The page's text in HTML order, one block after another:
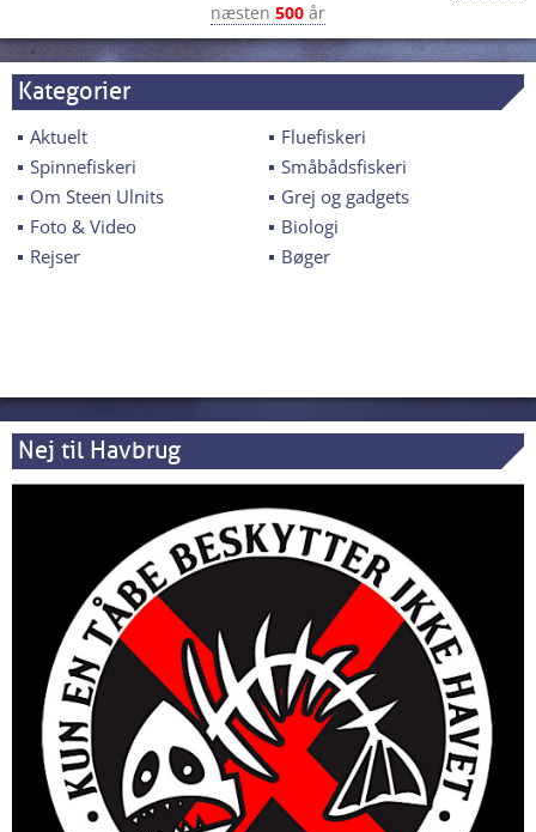
næsten 500 år
Kategorier
Aktuelt
Fluefiskeri
Spinnefiskeri
Småbådsfiskeri
Om Steen Ulnits
Grej og gadgets
Foto & Video
Biologi
Rejser
Bøger
Nej til Havbrug